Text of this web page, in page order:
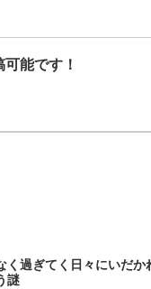
能です！
く過ぎてく日々にいだか
謎